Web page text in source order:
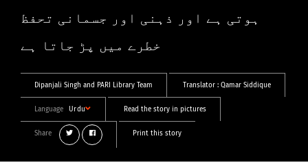
ہوتی ہے اور ذہنی اور جسمانی تحفظ
خطرے میں پڑ جاتا ہے
Dipanjali Singh and PARI Library Team Translator : Qamar Siddique
Language Urdu Read the story in pictures
Share Print this story